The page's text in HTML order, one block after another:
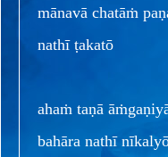
mānavā chatāṁ
nathī ṭakatō
ahaṁ taṇā
bahāra nathī